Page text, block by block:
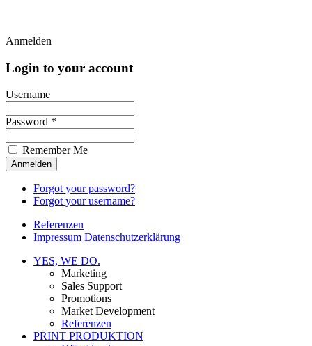
Anmelden
Login to your account
Username
Password *
Remember Me
Forgot your password?
Forgot your username?
Referenzen
Impressum Datenschutzerklärung
YES, WE DO.
Marketing
Sales Support
Promotions
Market Development
Referenzen
PRINT PRODUKTION